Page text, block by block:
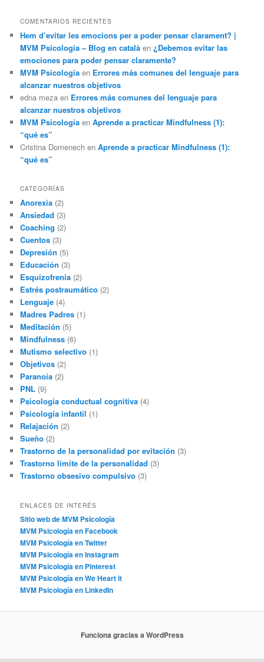
COMENTARIOS RECIENTES
Hem d’evitar les emocions per a poder pensar clarament? |
MVM Psicologia – Blog en català en¿Debemos evitar las
emociones para poder pensar claramente?
MVM Psicología en Errores más comunes del lenguaje para
alcanzar nuestros objetivos
edna meza en Errores más comunes del lenguaje para
alcanzar nuestros objetivos
MVM Psicología enAprende a practicar Mindfulness (1):
“qué es”
Cristina Domenech enAprende a practicar Mindfulness (1):
“qué es”
CATEGORÍAS
Anorexia (2)
Ansiedad (3)
Coaching (2)
Cuentos (3)
Depresión (5)
Educación (3)
Esquizofrenia (2)
Estrés postraumático (2)
Lenguaje (4)
Madres Padres (1)
Meditación (5)
Mindfulness (6)
Mutismo selectivo (1)
Objetivos (2)
Paranoia (2)
PNL (9)
Psicología conductual cognitiva (4)
Psicología infantil (1)
Relajación (2)
Sueño (2)
Trastorno de la personalidad por evitación (3)
Trastorno límite de la personalidad (3)
Trastorno obsesivo compulsivo (3)
ENLACES DE INTERÉS
Sitio web de MVM Psicología
MVM Psicología en Facebook
MVM Psicología en Twitter
MVM Psicología en Instagram
MVM Psicología en Pinterest
MVM Psicología en We Heart it
MVM Psicología en LinkedIn
Funciona gracias a WordPress